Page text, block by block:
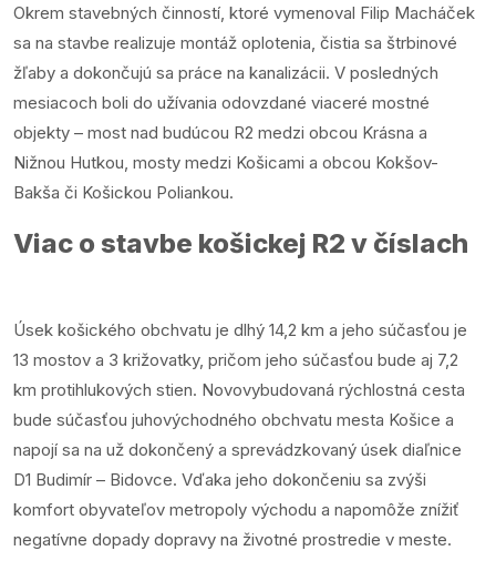
Okrem stavebných činností, ktoré vymenoval Filip Macháček
sa na stavbe realizuje montáž oplotenia, čistia sa štrbinové
žľaby a dokončujú sa práce na kanalizácii. V posledných
mesiacoch boli do užívania odovzdané viaceré mostné
objekty – most nad budúcou R2 medzi obcou Krásna a
Nižnou Hutkou, mosty medzi Košicami a obcou Kokšov-
Bakša či Košickou Poliankou.
Viac o stavbe košickej R2 v číslach
Úsek košického obchvatu je dlhý 14,2 km a jeho súčasťou je
13 mostov a 3 križovatky, pričom jeho súčasťou bude aj 7,2
km protihlukových stien. Novovybudovaná rýchlostná cesta
bude súčasťou juhovýchodného obchvatu mesta Košice a
napojí sa na už dokončený a sprevádzkovaný úsek diaľnice
D1 Budimír – Bidovce. Vďaka jeho dokončeniu sa zvýši
komfort obyvateľov metropoly východu a napomôže znížiť
negatívne dopady dopravy na životné prostredie v meste.